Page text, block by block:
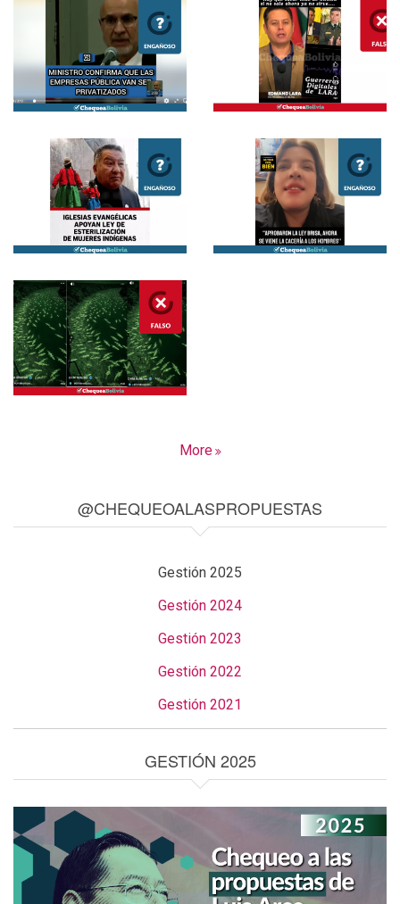
More
@CHEQUEOALASPROPUESTAS
Gestión 2025
Gestión 2024
Gestión 2023
Gestión 2022
Gestión 2021
GESTIÓN 2025